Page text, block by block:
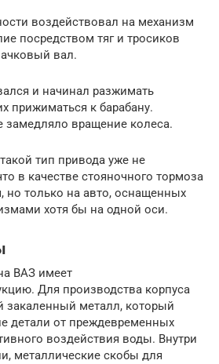
воздействовал на механизм
посредством тяг и тросиков
вал.
и начинал разжимать
прижиматься к барабану.
замедляло вращение колеса.
тип привода уже не
в качестве стояночного тормоза
но только на авто, оснащенных
хотя бы на одной оси.
ВАЗ имеет
Для производства корпуса
закаленный металл, который
детали от преждевременных
воздействия воды. Внутри
металлические скобы для